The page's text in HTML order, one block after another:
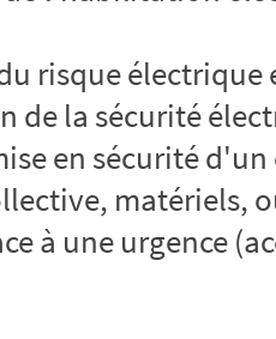
risque
de la sécurité
en sécurité
matériels,
à une urgence